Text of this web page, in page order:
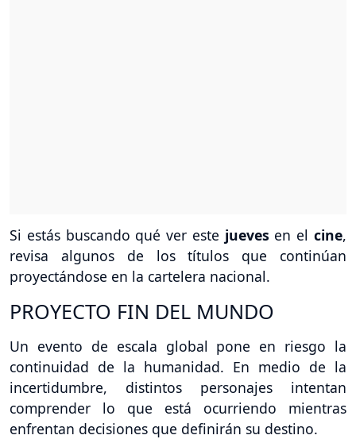
Si estás buscando qué ver este jueves en elcine,
revisa algunos de los títulos que continúan
proyectándose en la cartelera nacional.
PROYECTO FIN DEL MUNDO
Un evento de escala global pone en riesgo la
continuidad de la humanidad. En medio de la
incertidumbre, distintos personajes intentan
comprender lo que está ocurriendo mientras
enfrentan decisiones que definirán su destino.